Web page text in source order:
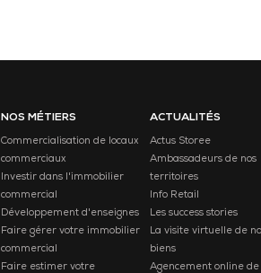
NOS MÉTIERS
Commercialisation de locaux
commerciaux
Investir dans l'immobilier
commercial
Développement d'enseignes
Faire gérer votre immobilier
commercial
Faire estimer votre
ACTUALITÉS
Actus Storee
Ambassadeurs de nos
territoires
Info Retail
Les success stories
La visite virtuelle de
biens
Agencement online de